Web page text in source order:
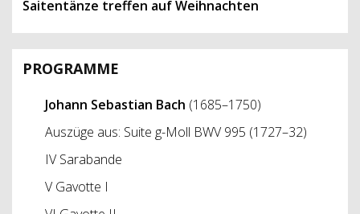
Saitentänze treffen auf Weihnachten
PROGRAMME
Johann Sebastian Bach (1685–1750)
Auszüge aus: Suite g-Moll BWV 995 (1727–32)
IV Sarabande
V Gavotte I